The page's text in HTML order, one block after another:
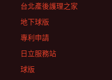
台北產後護理之家
地下球版
專利申請
日立服務站
球版